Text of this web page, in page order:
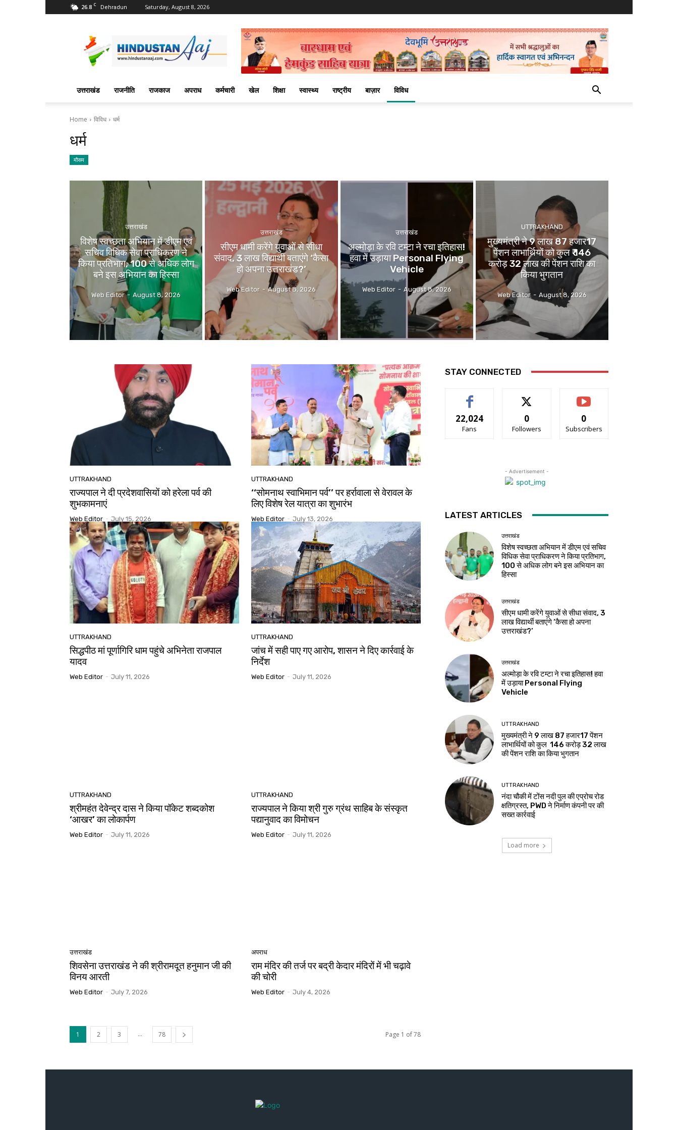
26.8 C Dehradun Saturday, August 8, 2026
Aaj
News
उत्तराखंड राजनीति राजकाज अपराध कर्मचारी खेल शिक्षा स्वास्थ्य राष्ट्रीय बाज़ार विविध
Home विविध धर्म
धर्म
मौसम
उत्तराखंड
विशेष स्वच्छता अभियान में डीएम एवं
सचिव विधिक सेवा प्राधिकरण ने
किया प्रतिभाग, 100 से अधिक लोग
बने इस अभियान का हिस्सा
Web Editor - August 8, 2026
उत्तराखंड
सीएम धामी करेंगे युवाओं से सीधा
संवाद, 3 लाख विद्यार्थी बताएंगे ‘कैसा
हो अपना उत्तराखंड?’
Web Editor - August 8, 2026
उत्तराखंड
अल्मोड़ा के रवि टम्टा ने रचा इतिहास!
हवा में उड़ाया Personal Flying
Vehicle
Web Editor - August 8, 2026
UTTRAKHAND
मुख्यमंत्री ने 9 लाख 87 हजार17
पेंशन लाभार्थियों को कुल ₹ 146
करोड़ 32 लाख की पेंशन राशि का
किया भुगतान
Web Editor - August 8, 2026
UTTRAKHAND
राज्यपाल ने दी प्रदेशवासियों को हरेला पर्व की
शुभकामनाएं
Web Editor - July 15, 2026
UTTRAKHAND
‘‘सोमनाथ स्वाभिमान पर्व’’ पर हर्रावाला से वेरावल के
लिए विशेष रेल यात्रा का शुभारंभ
Web Editor - July 13, 2026
UTTRAKHAND
सिद्धपीठ मां पूर्णागिरि धाम पहुंचे अभिनेता राजपाल
यादव
Web Editor - July 11, 2026
UTTRAKHAND
जांच में सही पाए गए आरोप, शासन ने दिए कार्रवाई के
निर्देश
Web Editor - July 11, 2026
UTTRAKHAND
श्रीमहंत देवेन्द्र दास ने किया पॉकेट शब्दकोश
‘आखर’ का लोकार्पण
Web Editor - July 11, 2026
UTTRAKHAND
राज्यपाल ने किया श्री गुरु ग्रंथ साहिब के संस्कृत
पद्यानुवाद का विमोचन
Web Editor - July 11, 2026
उत्तराखंड
शिवसेना उत्तराखंड ने की श्रीरामदूत हनुमान जी की
विनय आरती
Web Editor - July 7, 2026
अपराध
राम मंदिर की तर्ज पर बद्री केदार मंदिरों में भी चढ़ावे
की चोरी
Web Editor - July 4, 2026
1 2 3 ... 78 Page 1 of 78
STAY CONNECTED
22,024
Fans
0
Followers
0
Subscribers
- Advertisement -
LATEST ARTICLES
उत्तराखंड
विशेष स्वच्छता अभियान में डीएम एवं सचिव
विधिक सेवा प्राधिकरण ने किया प्रतिभाग,
100 से अधिक लोग बने इस अभियान का
हिस्सा
उत्तराखंड
सीएम धामी करेंगे युवाओं से सीधा संवाद, 3
लाख विद्यार्थी बताएंगे ‘कैसा हो अपना
उत्तराखंड?’
उत्तराखंड
अल्मोड़ा के रवि टम्टा ने रचा इतिहास! हवा
में उड़ाया Personal Flying
Vehicle
UTTRAKHAND
मुख्यमंत्री ने 9 लाख 87 हजार17 पेंशन
लाभार्थियों को कुल ₹ 146 करोड़ 32 लाख
की पेंशन राशि का किया भुगतान
UTTRAKHAND
नंदा चौकी में टोंस नदी पुल की एप्रोच रोड
क्षतिग्रस्त, PWD ने निर्माण कंपनी पर की
सख्त कार्रवाई
Load more